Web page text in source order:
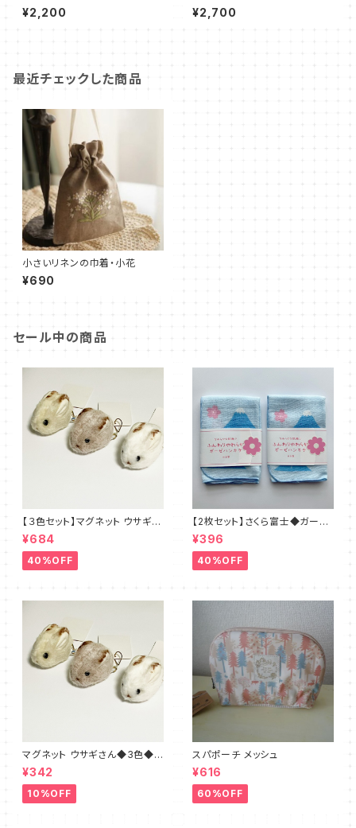
スのシリル 小物入れ
¥2,200
ルチポーチ キツネ
¥2,700
最近チェックした商品
小さいリネンの巾着・小花
¥690
セール中の商品
【３色セット】マグネット ウサギさ
ん◆ブラウン・ホワイト・ベージ
ュ
¥684
40%OFF
【2枚セット】さくら富士◆ガーゼ
のハンカチ 日本製
¥396
40%OFF
マグネット ウサギさん◆3色◆ブ
ラウン・ホワイト・ベージュ
¥342
10%OFF
スパポーチ メッシュ
¥616
60%OFF